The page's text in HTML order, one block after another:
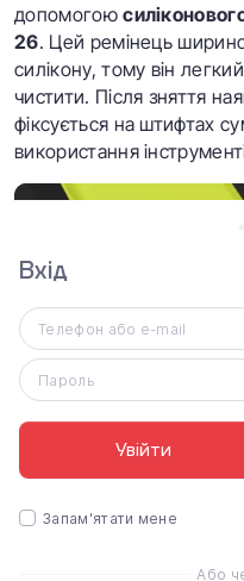
допомогою
26. Цей ремінець
силікону, тому він
чистити. Після зняття
фіксується на штифтах
використання
Характеристики
Вхід
Телефон або e-mail
Пароль
Увійти
Запам'ятати мене
Або